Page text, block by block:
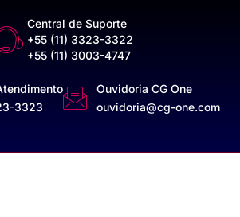
Central de Suporte
+55 (11) 3323-3322
+55 (11) 3003-4747
3323
Ouvidoria CG One
ouvidoria@cg-one.com